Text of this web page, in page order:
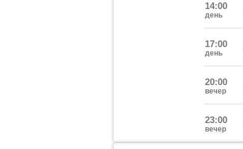
14:00
день
17:00
день
20:00
вечер
23:00
вечер